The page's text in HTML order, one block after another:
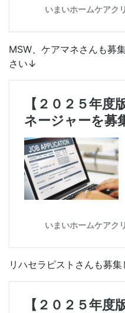
MSW、ケアマネさんも募
さい↓
リハセラピストさんも募